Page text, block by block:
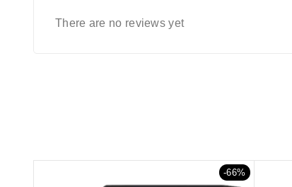
There are no reviews yet
-66%